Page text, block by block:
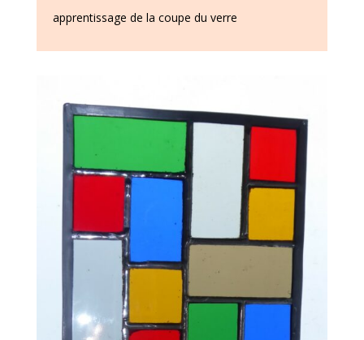
apprentissage de la coupe du verre